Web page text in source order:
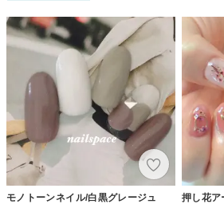
モノトーンネイル/白黒グレージュ 押し花ア